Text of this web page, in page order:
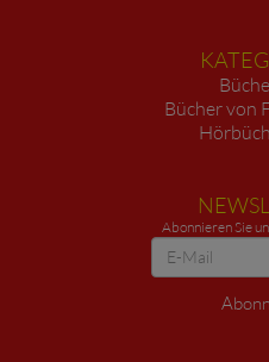
Bücher von
Abonnieren Sie